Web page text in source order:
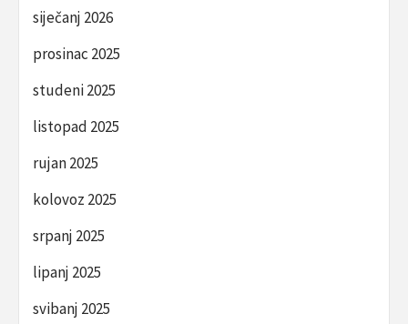
siječanj 2026
prosinac 2025
studeni 2025
listopad 2025
rujan 2025
kolovoz 2025
srpanj 2025
lipanj 2025
svibanj 2025